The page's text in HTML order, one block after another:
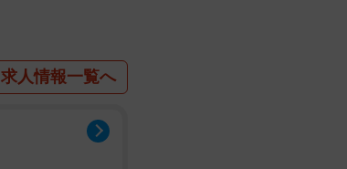
求人情報一覧へ